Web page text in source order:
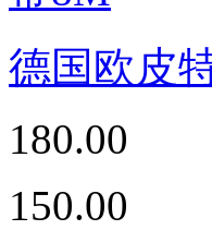
德国欧皮
180.00
150.00